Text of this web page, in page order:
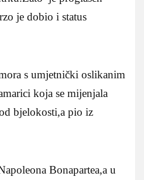
je dobio i status
s umjetnički oslikanim
koja se mijenjala
bjelokosti,a pio iz
Bonapartea,a u